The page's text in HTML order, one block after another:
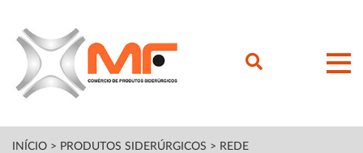
INÍCIO > PRODUTOS SIDERÚRGICOS > REDE